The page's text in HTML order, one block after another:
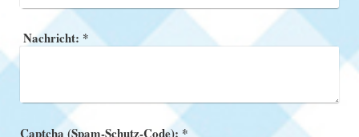
Nachricht: *
Captcha (Spam-Schutz-Code): *